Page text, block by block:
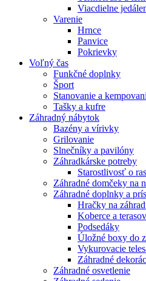
Viacdielne
Varenie
Hrnce
Panvice
Pokrievky
Voľný čas
Funkčné doplnky
Šport
Stanovanie a
Tašky a kufre
Záhradný nábytok
Bazény a vírivky
Grilovanie
Slnečníky a pavilóny
Záhradkárske potreby
Starostlivosť o
Záhradné domčeky na
Záhradné doplnky a
Hračky na
Koberce a
Podsedáky
Úložné boxy do
Vykurovacie
Záhradné
Záhradné osvetlenie